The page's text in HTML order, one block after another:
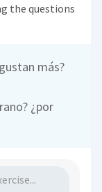
the questions
más?
¿por